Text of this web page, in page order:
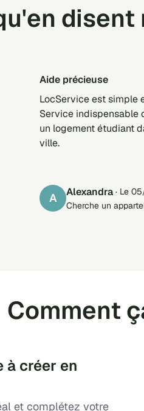
Aide précieuse
LocService est simple
Service indispensable
un logement étudiant
ville.
A Alexandra · Le
Cherche un
Comment
à créer en
et complétez votre